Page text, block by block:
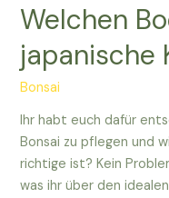
Welchen
japanische
Bonsai
Ihr habt euch dafür
Bonsai zu pflegen und
richtige ist? Kein
was ihr über den